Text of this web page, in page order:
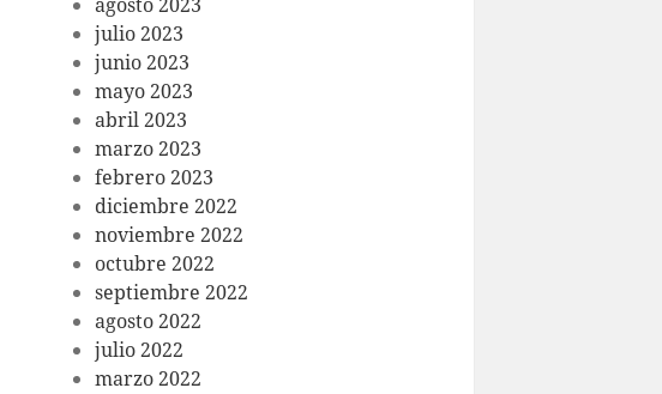
julio 2023
junio 2023
mayo 2023
abril 2023
marzo 2023
febrero 2023
diciembre 2022
noviembre 2022
octubre 2022
septiembre 2022
agosto 2022
julio 2022
marzo 2022